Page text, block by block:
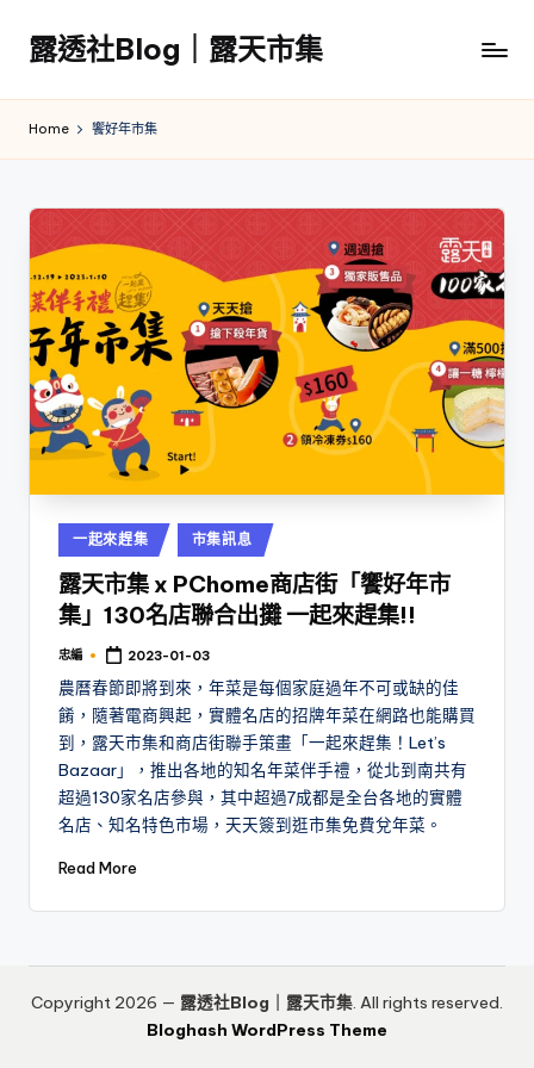
Skip
content
露透社Blog｜露天市集
社
天
市
集
Home 饗好年市集
Posted
in
一起來趕集 市集訊息
露天市集 x PChome商店街「饗好年市
集」130名店聯合出攤 一起來趕集!!
Posted
忠編 2023-01-03
農曆春節即將到來，年菜是每個家庭過年不可或缺的佳
餚，隨著電商興起，實體名店的招牌年菜在網路也能購買
到，露天市集和商店街聯手策畫「一起來趕集！Let’s
Bazaar」，推出各地的知名年菜伴手禮，從北到南共有
超過130家名店參與，其中超過7成都是全台各地的實體
名店、知名特色市場，天天簽到逛市集免費兌年菜。
Read More
Copyright 2026 — 露透社Blog｜露天市集. All rights reserved.
Bloghash WordPress Theme